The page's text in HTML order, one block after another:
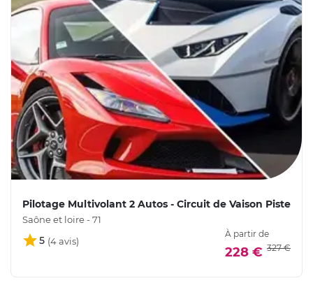
Pilotage Multivolant 2 Autos - Circuit de Vaison Piste
Saône et loire - 71
5
À partir de
228 € 327 €